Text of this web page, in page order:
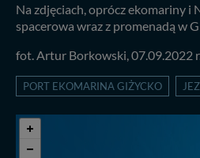
Na zdjęciach, oprócz ekomariny i
spacerowa wraz z promenadą w
fot. Artur Borkowski, 07.09.2022 r.
PORT EKOMARINA GIŻYCKO